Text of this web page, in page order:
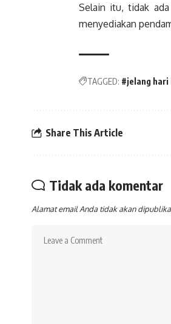
Selain itu, tidak
menyediakan
TAGGED: #jelang hari
Share This Article
Tidak ada komentar
Alamat email Anda tidak akan